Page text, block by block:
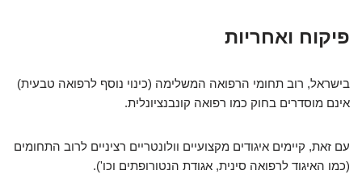
פיקוח ואחריות
בישראל, רוב תחומי הרפואה המשלימה (כינוי נוסף לרפואה טבעית)
אינם מוסדרים בחוק כמו רפואה קונבנציונלית.
עם זאת, קיימים איגודים מקצועיים וולונטריים רציניים לרוב התחומים
(כמו האיגוד לרפואה סינית, אגודת הנטורופתים וכו').